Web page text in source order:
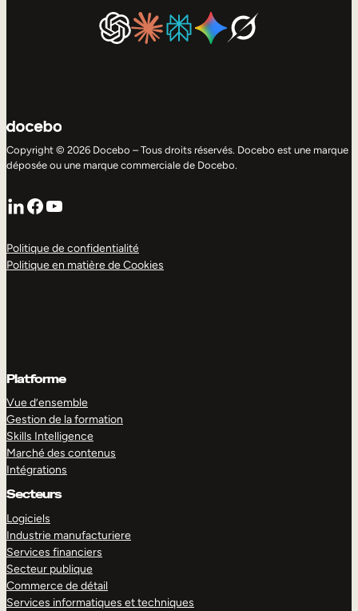
Copyright © 2026 Docebo – Tous droits réservés. Docebo est une marque
déposée ou une marque commerciale de Docebo.
LinkedIn
Facebook
YouTube
Politique de confidentialité
Politique en matière de Cookies
Platforme
Vue d’ensemble
Gestion de la formation
Skills Intelligence
Marché des contenus
Intégrations
Secteurs
Logiciels
Industrie manufacturiere
Services financiers
Secteur publique
Commerce de détail
Services informatiques et techniques